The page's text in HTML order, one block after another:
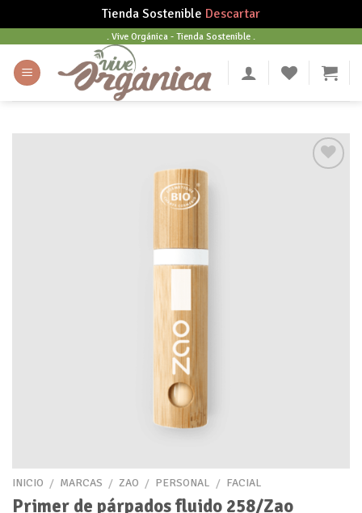
Tienda Sostenible Descartar
content
. Vive Orgánica - Tienda Sostenible .
INICIO / MARCAS / ZAO / PERSONAL / FACIAL
Primer de párpados fluido 258/Zao